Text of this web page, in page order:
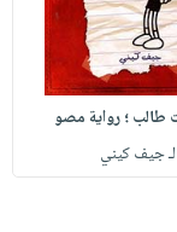
طالب ؛ رواية مصو
لـ جيف كيني